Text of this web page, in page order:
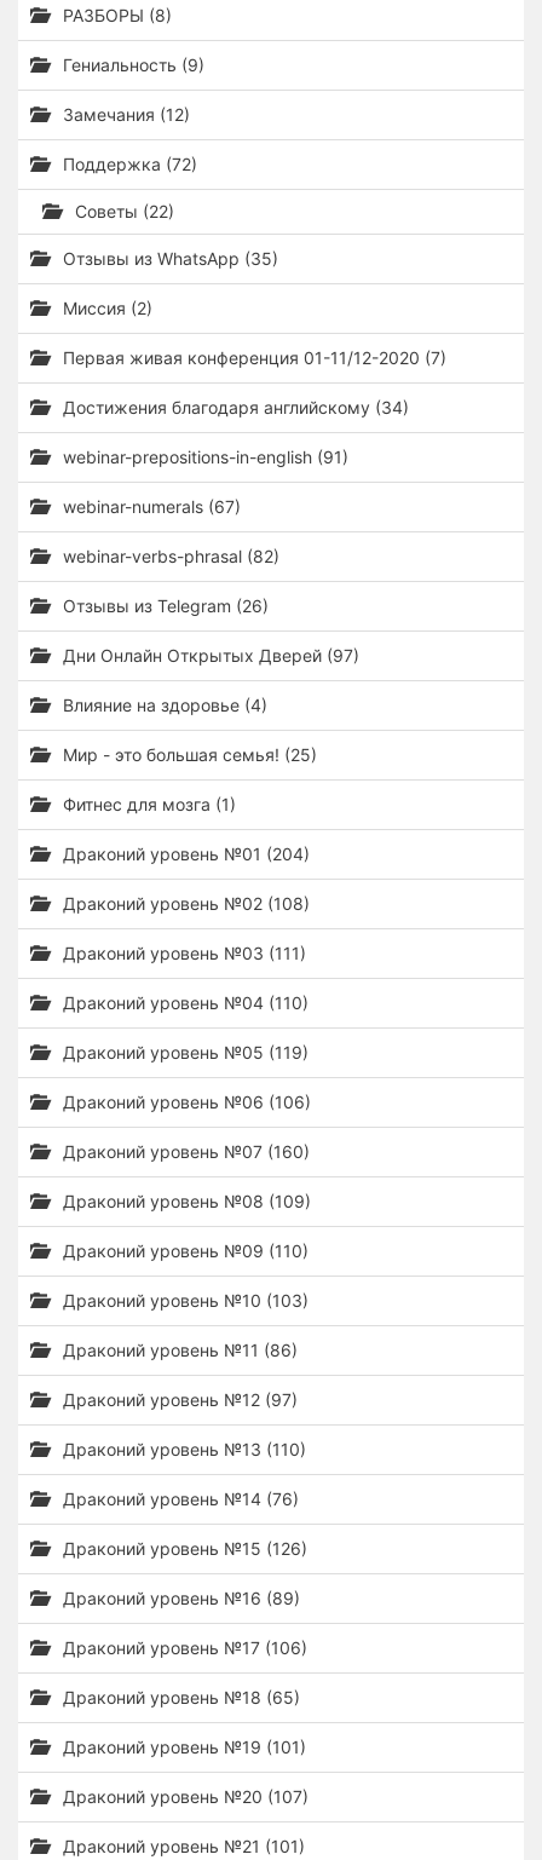
РАЗБОРЫ (8)
Гениальность (9)
Замечания (12)
Поддержка (72)
Советы (22)
Отзывы из WhatsApp (35)
Миссия (2)
Первая живая конференция 01-11/12-2020 (7)
Достижения благодаря английскому (34)
webinar-prepositions-in-english (91)
webinar-numerals (67)
webinar-verbs-phrasal (82)
Отзывы из Telegram (26)
Дни Онлайн Открытых Дверей (97)
Влияние на здоровье (4)
Мир - это большая семья! (25)
Фитнес для мозга (1)
Драконий уровень №01 (204)
Драконий уровень №02 (108)
Драконий уровень №03 (111)
Драконий уровень №04 (110)
Драконий уровень №05 (119)
Драконий уровень №06 (106)
Драконий уровень №07 (160)
Драконий уровень №08 (109)
Драконий уровень №09 (110)
Драконий уровень №10 (103)
Драконий уровень №11 (86)
Драконий уровень №12 (97)
Драконий уровень №13 (110)
Драконий уровень №14 (76)
Драконий уровень №15 (126)
Драконий уровень №16 (89)
Драконий уровень №17 (106)
Драконий уровень №18 (65)
Драконий уровень №19 (101)
Драконий уровень №20 (107)
Драконий уровень №21 (101)